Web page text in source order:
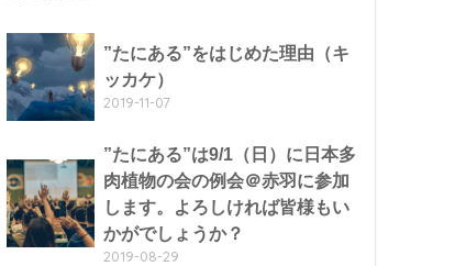
”たにある”をはじめた理由（キ
ッカケ）
2019-11-07
”たにある”は9/1（日）に日本多
肉植物の会の例会＠赤羽に参加
します。よろしければ皆様もい
かがでしょうか？
2019-08-29